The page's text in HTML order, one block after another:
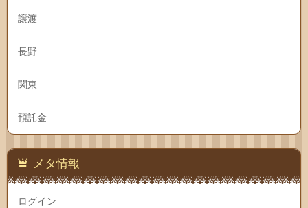
譲渡
長野
関東
預託金
メタ情報
ログイン